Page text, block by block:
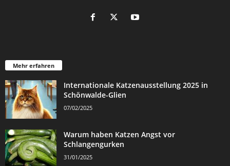
Mehr erfahren
Internationale Katzenausstellung 2025 in
Schönwalde-Glien
07/02/2025
Warum haben Katzen Angst vor
Schlangengurken
31/01/2025